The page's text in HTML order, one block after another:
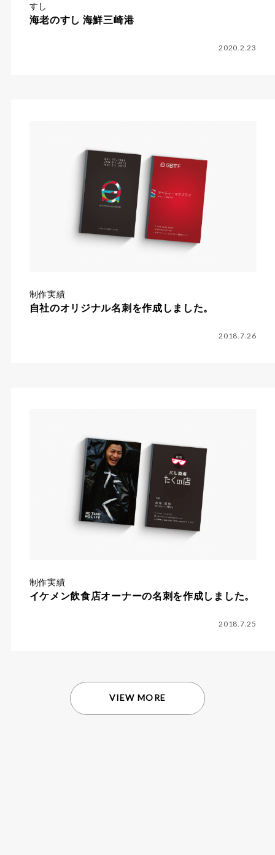
すし
海老のすし 海鮮三崎港
2020.2.23
制作実績
自社のオリジナル名刺を作成しました。
2018.7.26
制作実績
イケメン飲食店オーナーの名刺を作成しました。
2018.7.25
VIEW MORE